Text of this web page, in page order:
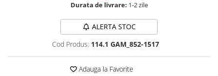
Durata de livrare: 1-2 zile
ALERTA STOC
Cod Produs: 114.1 GAM_852-1517
Adauga la Favorite